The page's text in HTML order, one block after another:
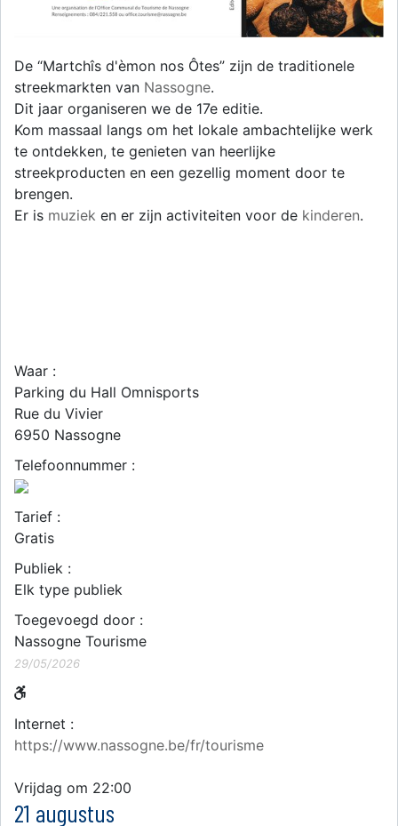
De “Martchîs d'èmon nos Ôtes” zijn de traditionele
streekmarkten van Nassogne.
Dit jaar organiseren we de 17e editie.
Kom massaal langs om het lokale ambachtelijke werk
te ontdekken, te genieten van heerlijke
streekproducten en een gezellig moment door te
brengen.
Er is muziek en er zijn activiteiten voor de kinderen.
Waar :
Parking du Hall Omnisports
Rue du Vivier
6950 Nassogne
Telefoonnummer :
Tarief :
Gratis
Publiek :
Elk type publiek
Toegevoegd door :
Nassogne Tourisme
29/05/2026
Internet :
https://www.nassogne.be/fr/tourisme
Vrijdag om 22:00
21 augustus